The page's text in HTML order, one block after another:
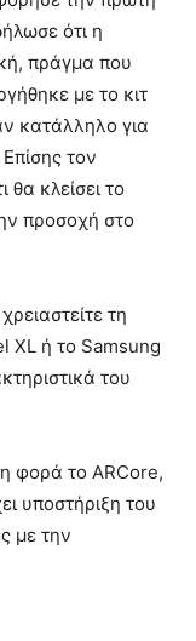
ότι η
πράγμα που
με το κιτ
κατάλληλο για
τον
θα κλείσει το
προσοχή στο
τη
XL ή το Samsung
του
φορά το ARCore,
υποστήριξη του
με την